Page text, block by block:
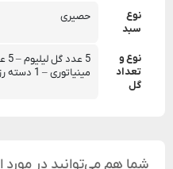
نوع
سبد
حصیری
نوع و
تعداد
گل
مینیاتوری – 1 دسته رز مینیاتوری – 3 عدد گل ارکیده
شما هم می‌توانید در مورد